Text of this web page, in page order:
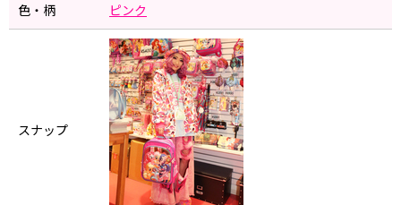
色・柄 ピンク
スナップ